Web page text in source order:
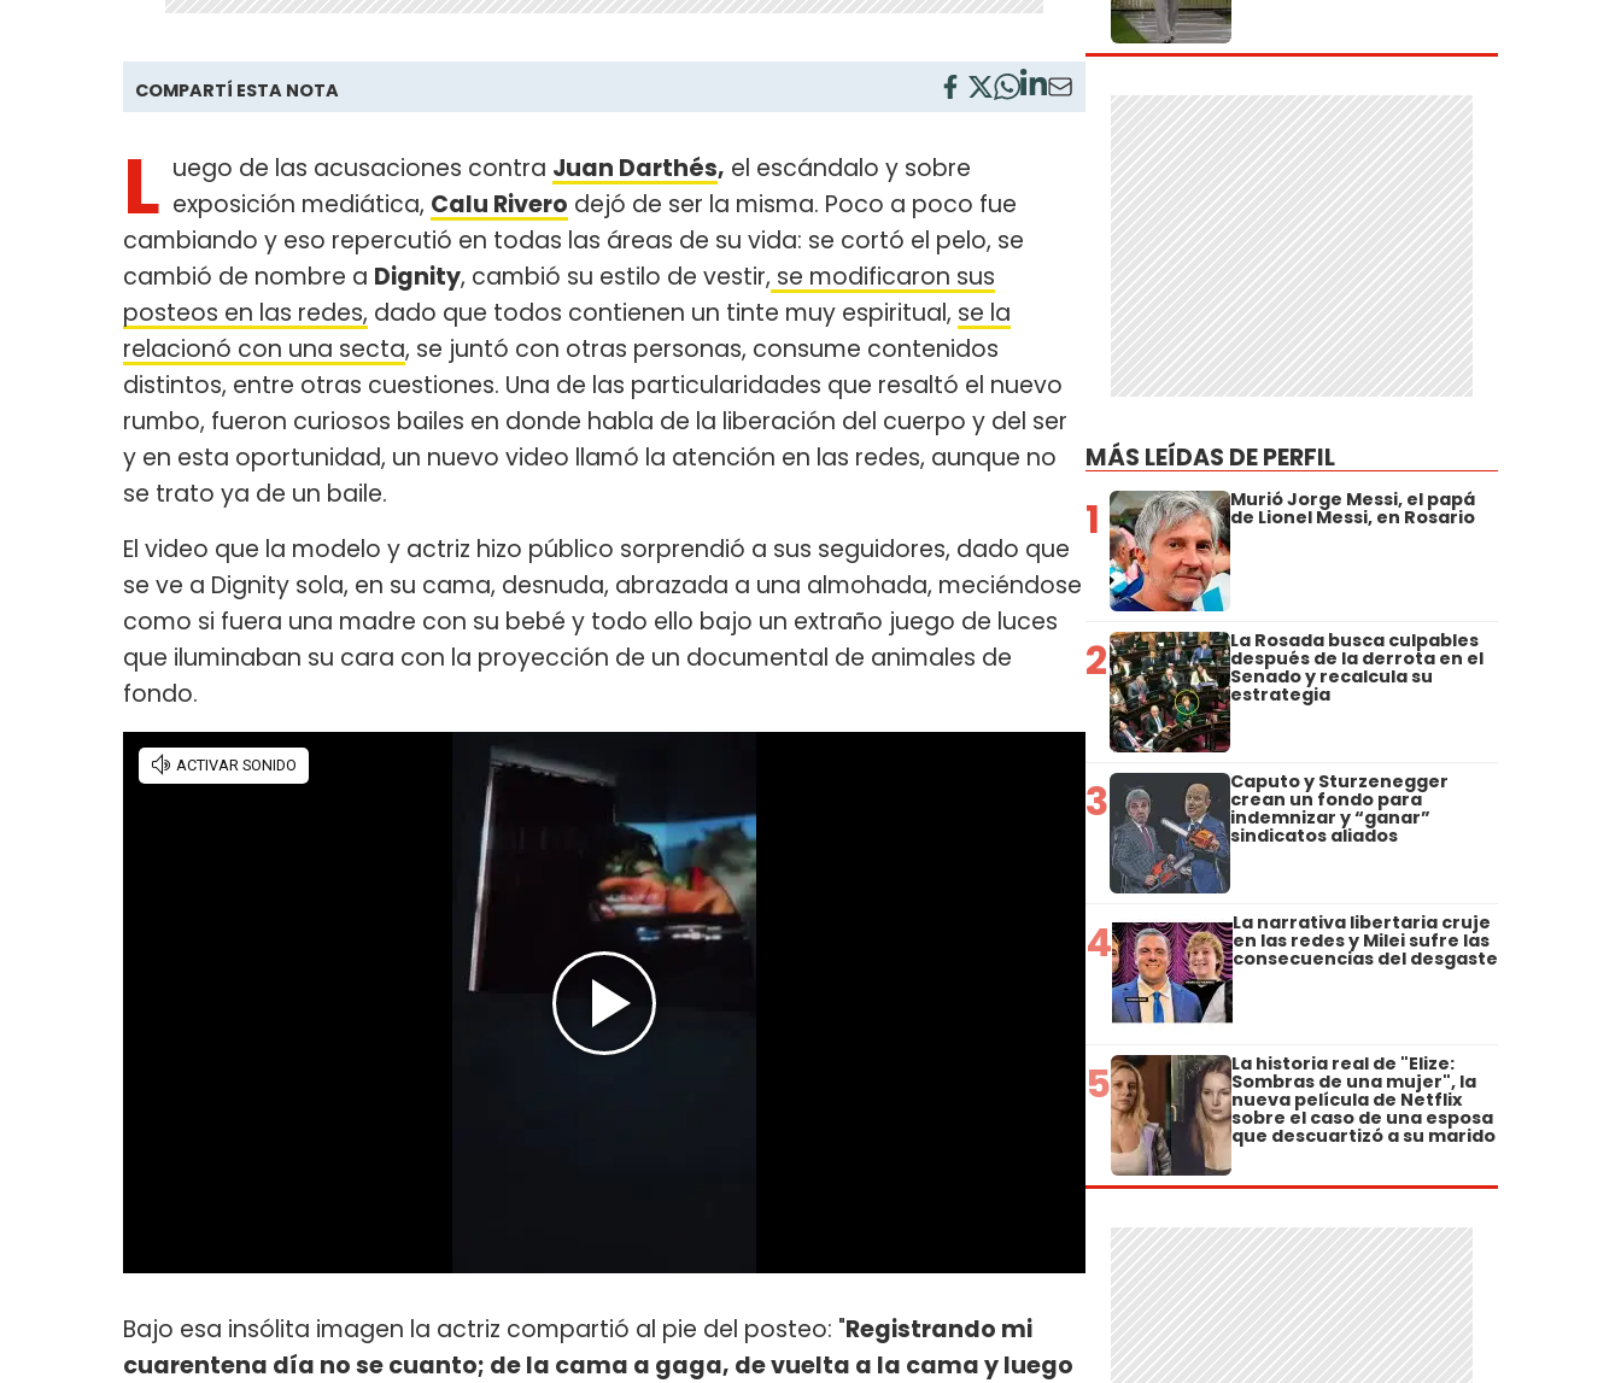
COMPARTÍ ESTA NOTA
L uego de las acusaciones contra Juan Darthés, el escándalo y sobre
exposición mediática, Calu Rivero dejó de ser la misma. Poco a poco fue
cambiando y eso repercutió en todas las áreas de su vida: se cortó el pelo, se
cambió de nombre a Dignity, cambió su estilo de vestir, se modificaron sus
posteos en las redes, dado que todos contienen un tinte muy espiritual, se la
relacionó con una secta, se juntó con otras personas, consume contenidos
distintos, entre otras cuestiones. Una de las particularidades que resaltó el nuevo
rumbo, fueron curiosos bailes en donde habla de la liberación del cuerpo y del ser
y en esta oportunidad, un nuevo video llamó la atención en las redes, aunque no
se trato ya de un baile.
El video que la modelo y actriz hizo público sorprendió a sus seguidores, dado que
se ve a Dignity sola, en su cama, desnuda, abrazada a una almohada, meciéndose
como si fuera una madre con su bebé y todo ello bajo un extraño juego de luces
que iluminaban su cara con la proyección de un documental de animales de
fondo.
Bajo esa insólita imagen la actriz compartió al pie del posteo: "Registrando mi
cuarentena día no se cuanto; de la cama a gaga, de vuelta a la cama y luego
MÁS LEÍDAS DE PERFIL
1 Murió Jorge Messi, el papá
de Lionel Messi, en Rosario
2 La Rosada busca culpables
después de la derrota en el
Senado y recalcula su
estrategia
3 Caputo y Sturzenegger
crean un fondo para
indemnizar y “ganar”
sindicatos aliados
4 La narrativa libertaria cruje
en las redes y Milei sufre las
consecuencias del desgaste
5 La historia real de "Elize:
Sombras de una mujer", la
nueva película de Netflix
sobre el caso de una esposa
que descuartizó a su marido